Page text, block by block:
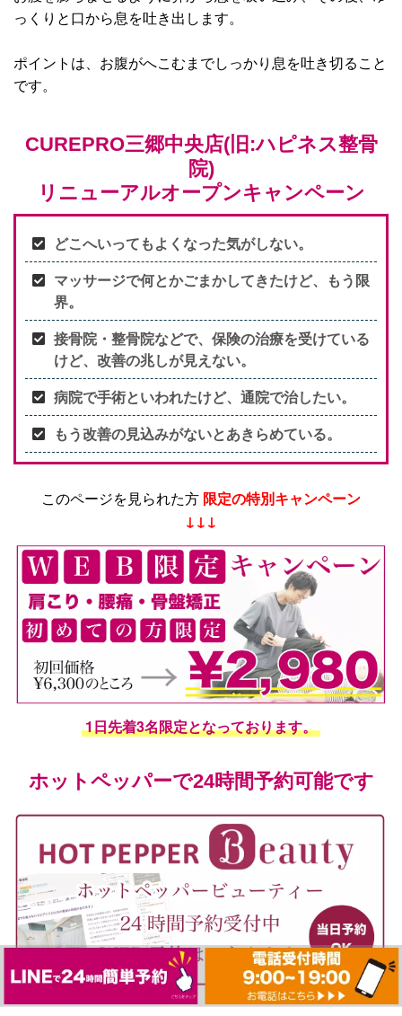
っくりと口から息を吐き出します。
ポイントは、お腹がへこむまでしっかり息を吐き切ること
です。
CUREPRO三郷中央店(旧:ハピネス整骨
院)
リニューアルオープンキャンペーン
どこへいってもよくなった気がしない。
マッサージで何とかごまかしてきたけど、もう限
界。
接骨院・整骨院などで、保険の治療を受けている
けど、改善の兆しが見えない。
病院で手術といわれたけど、通院で治したい。
もう改善の見込みがないとあきらめている。
このページを見られた方 限定の特別キャンペーン
↓↓↓
1日先着3名限定となっております。
ホットペッパーで24時間予約可能です